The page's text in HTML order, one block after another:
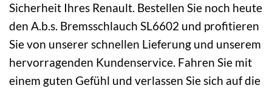
Sicherheit Ihres Renault. Bestellen Sie noch heute
den A.b.s. Bremsschlauch SL6602 und profitieren
Sie von unserer schnellen Lieferung und unserem
hervorragenden Kundenservice. Fahren Sie mit
einem guten Gefühl und verlassen Sie sich auf die